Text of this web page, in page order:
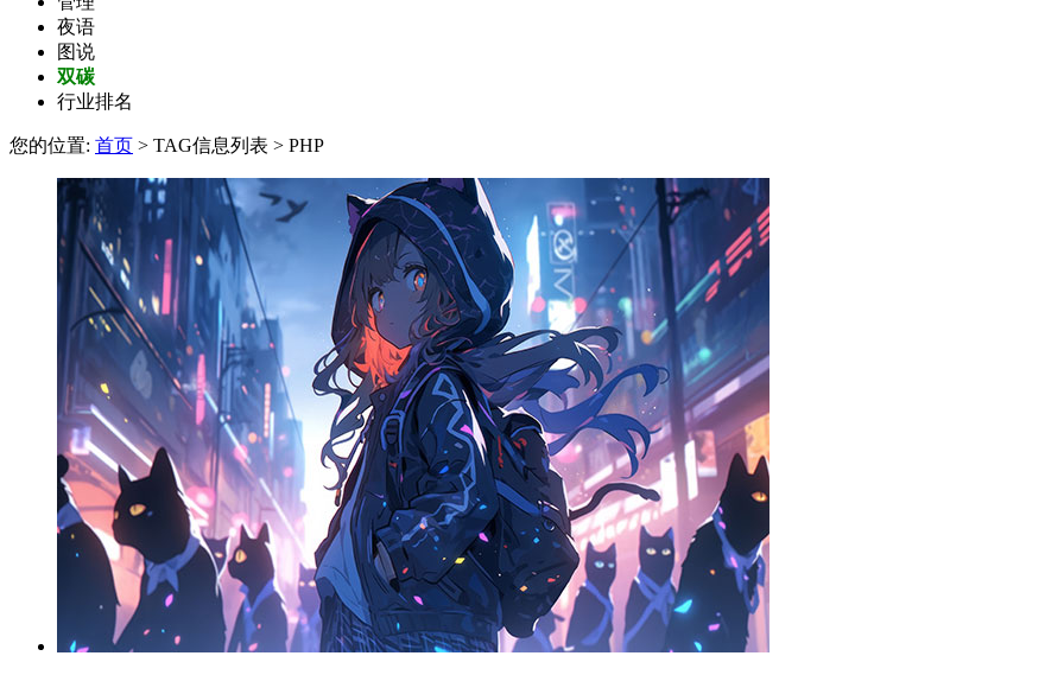
夜语
图说
双碳
行业排名
您的位置: 首页 > TAG信息列表 > PHP